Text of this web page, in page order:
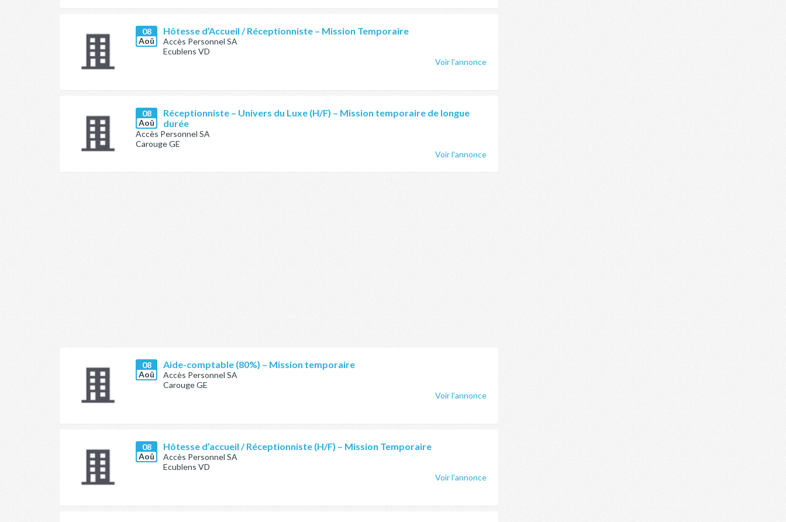
08
Aoû
Hôtesse d’Accueil / Réceptionniste – Mission Temporaire
Accès Personnel SA
Ecublens VD
Voir l'annonce
08
Aoû
Réceptionniste – Univers du Luxe (H/F) – Mission temporaire de longue
durée
Accès Personnel SA
Carouge GE
Voir l'annonce
08
Aoû
Aide-comptable (80%) – Mission temporaire
Accès Personnel SA
Carouge GE
Voir l'annonce
08
Aoû
Hôtesse d’accueil / Réceptionniste (H/F) – Mission Temporaire
Accès Personnel SA
Ecublens VD
Voir l'annonce